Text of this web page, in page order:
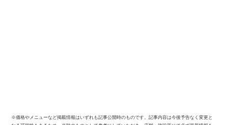
※価格やメニューなど掲載情報はいずれも記事公開時のものです。記事内容は今後予告なく変更と